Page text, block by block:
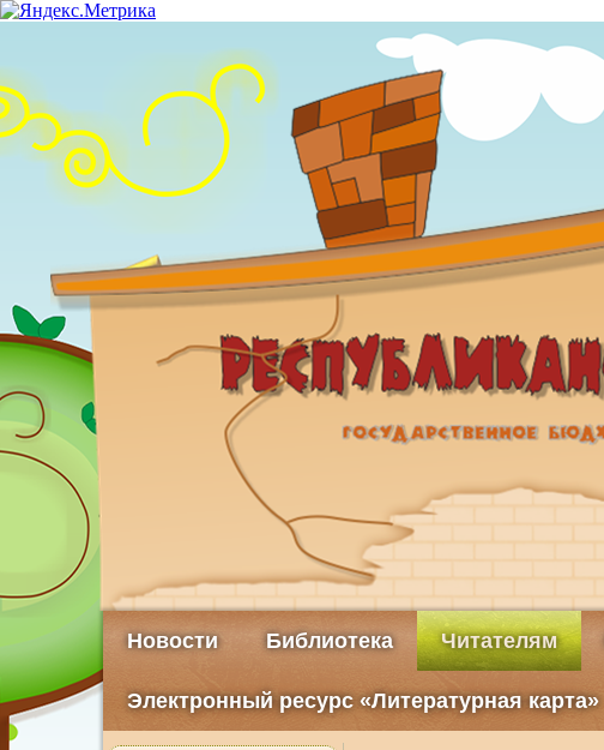
Новости Библиотека Читателям
Электронный ресурс «Литературная карта»